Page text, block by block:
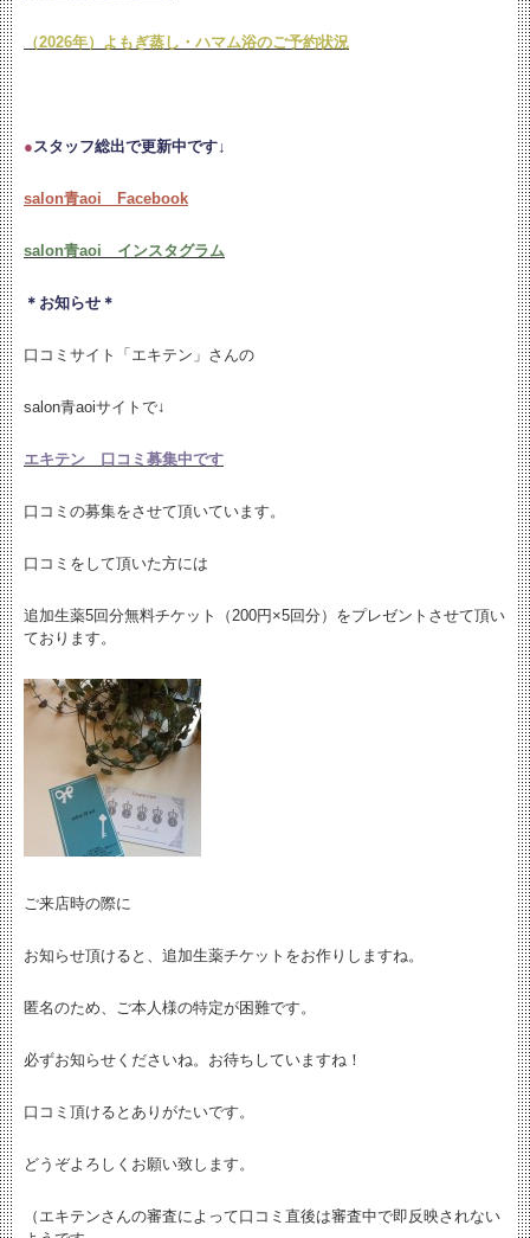
（2026年）よもぎ蒸し・ハマム浴のご予約状況
●スタッフ総出で更新中です↓
salon青aoi Facebook
salon青aoi インスタグラム
＊お知らせ＊
口コミサイト「エキテン」さんの
salon青aoiサイトで↓
エキテン 口コミ募集中です
口コミの募集をさせて頂いています。
口コミをして頂いた方には
追加生薬5回分無料チケット（200円×5回分）をプレゼントさせて頂い
ております。
ご来店時の際に
お知らせ頂けると、追加生薬チケットをお作りしますね。
匿名のため、ご本人様の特定が困難です。
必ずお知らせくださいね。お待ちしていますね！
口コミ頂けるとありがたいです。
どうぞよろしくお願い致します。
（エキテンさんの審査によって口コミ直後は審査中で即反映されない